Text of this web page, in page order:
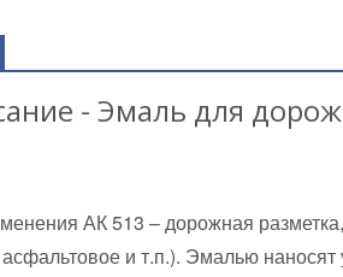
- Эмаль для
АК 513 – дорожная
асфальтовое и т.п.). Эмалью